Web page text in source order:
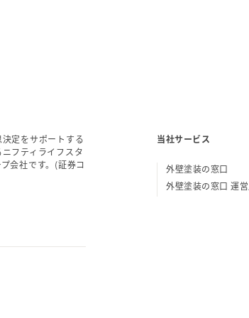
当社サービス
外壁塗装の窓口
外壁塗装の窓口 運
定をサポートする
フティライフスタ
会社です。(証券コ